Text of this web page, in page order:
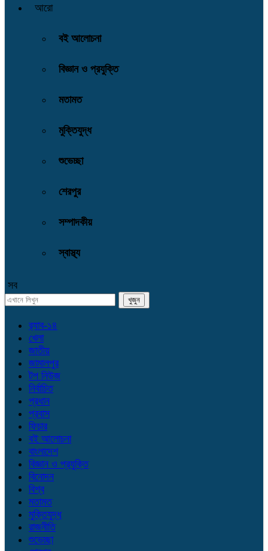
আরো
বই আলোচনা
বিজ্ঞান ও প্রযুক্তি
মতামত
মুক্তিযুদ্ধ
শুভেচ্ছা
শেরপুর
সম্পাদকীয়
স্বাস্থ্য
সব
র‌্যাব-১৪
খেলা
জাতীয়
জামালপুর
টপ নিউজ
নির্বাচিত
প্রধান
প্রবাস
ফিচার
বই আলোচনা
বাংলাদেশ
বিজ্ঞান ও প্রযুক্তি
বিনোদন
বিশ্ব
মতামত
মুক্তিযুদ্ধ
রাজনীতি
শুভেচ্ছা